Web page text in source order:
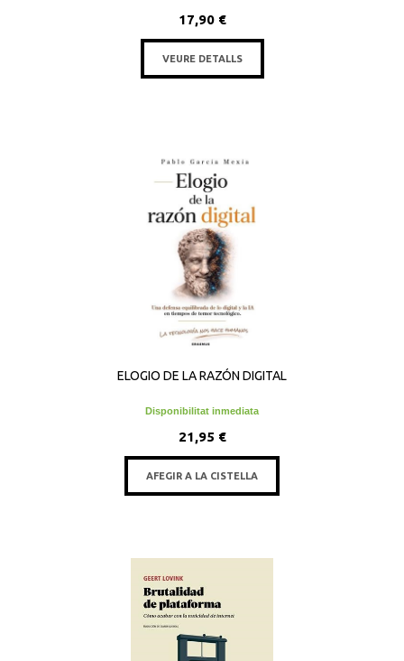
17,90 €
VEURE DETALLS
ELOGIO DE LA RAZÓN DIGITAL
Disponibilitat inmediata
21,95 €
AFEGIR A LA CISTELLA